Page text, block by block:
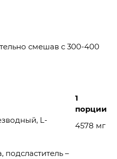
смешав с 300-400
1
порции
L-
4578 мг
–